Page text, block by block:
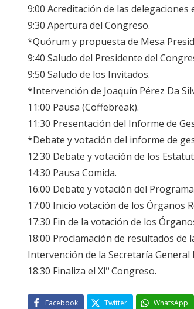
9:00 Acreditación de las delegaciones
9:30 Apertura del Congreso.
*Quórum y propuesta de Mesa
9:40 Saludo del Presidente del
9:50 Saludo de los Invitados.
*Intervención de Joaquín Pérez Da
11:00 Pausa (Coffebreak).
11:30 Presentación del Informe de
*Debate y votación del informe de
12.30 Debate y votación de los
14:30 Pausa Comida.
16:00 Debate y votación del
17:00 Inicio votación de los Órganos
17:30 Fin de la votación de los
18:00 Proclamación de resultados de
Intervención de la Secretaría General
18:30 Finaliza el XIº Congreso.
Facebook Twitter WhatsApp